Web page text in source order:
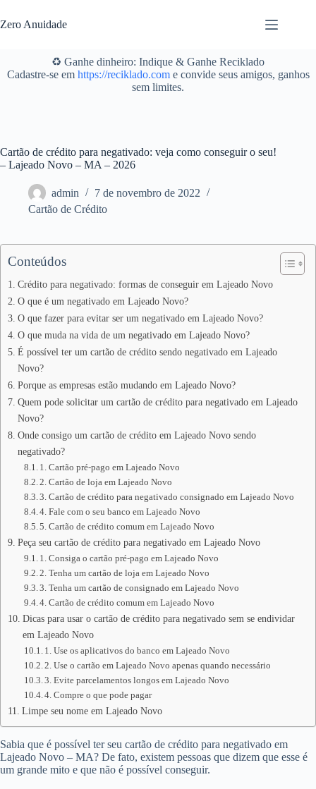
para
o
Zero Anuidade
♻️ Ganhe dinheiro: Indique & Ganhe Reciklado
Cadastre-se em https://reciklado.come convide seus amigos, ganhos
sem limites.
Cartão de crédito para negativado: veja como conseguir o seu!
– Lajeado Novo – MA – 2026
admin
7 de novembro de 2022
Cartão de Crédito
Conteúdos
Crédito para negativado: formas de conseguir em Lajeado Novo
O que é um negativado em Lajeado Novo?
O que fazer para evitar ser um negativado em Lajeado Novo?
O que muda na vida de um negativado em Lajeado Novo?
É possível ter um cartão de crédito sendo negativado em Lajeado
Novo?
Porque as empresas estão mudando em Lajeado Novo?
Quem pode solicitar um cartão de crédito para negativado em Lajeado
Novo?
Onde consigo um cartão de crédito em Lajeado Novo sendo
negativado?
1. Cartão pré-pago em Lajeado Novo
2. Cartão de loja em Lajeado Novo
3. Cartão de crédito para negativado consignado em Lajeado Novo
4. Fale com o seu banco em Lajeado Novo
5. Cartão de crédito comum em Lajeado Novo
Peça seu cartão de crédito para negativado em Lajeado Novo
1. Consiga o cartão pré-pago em Lajeado Novo
2. Tenha um cartão de loja em Lajeado Novo
3. Tenha um cartão de consignado em Lajeado Novo
4. Cartão de crédito comum em Lajeado Novo
Dicas para usar o cartão de crédito para negativado sem se endividar
em Lajeado Novo
1. Use os aplicativos do banco em Lajeado Novo
2. Use o cartão em Lajeado Novo apenas quando necessário
3. Evite parcelamentos longos em Lajeado Novo
4. Compre o que pode pagar
Limpe seu nome em Lajeado Novo
Sabia que é possível ter seu cartão de crédito para negativado em
Lajeado Novo – MA? De fato, existem pessoas que dizem que esse é
um grande mito e que não é possível conseguir.